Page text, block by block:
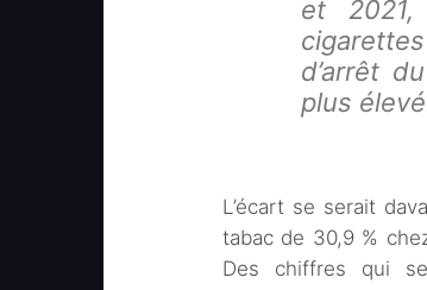
et
d’arrêt
plus
L’écart se serait
tabac de 30,9 %
Des chiffres qui